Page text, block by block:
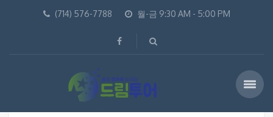
(714) 576-7788 월-금 9:30 AM - 5:00 PM